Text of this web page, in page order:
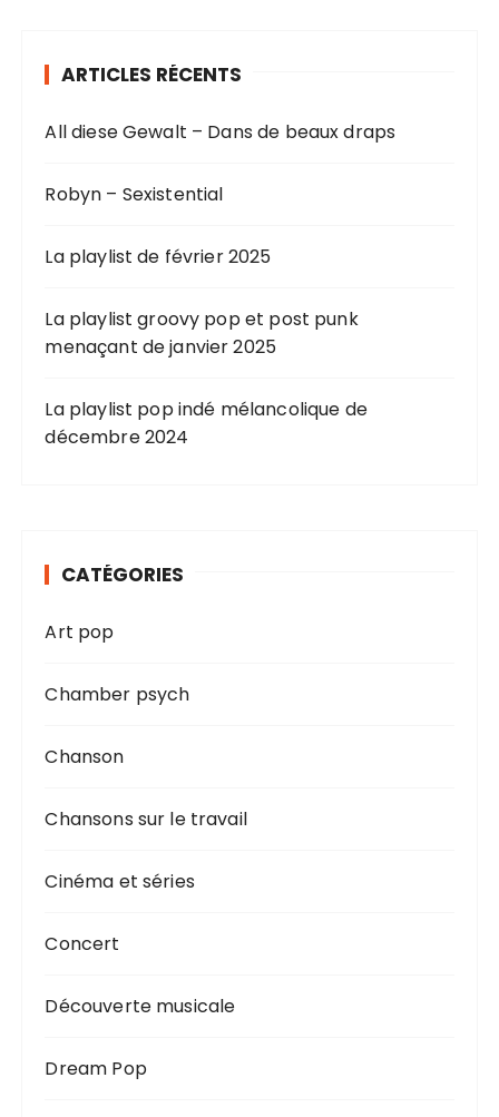
ARTICLES RÉCENTS
All diese Gewalt – Dans de beaux draps
Robyn – Sexistential
La playlist de février 2025
La playlist groovy pop et post punk
menaçant de janvier 2025
La playlist pop indé mélancolique de
décembre 2024
CATÉGORIES
Art pop
Chamber psych
Chanson
Chansons sur le travail
Cinéma et séries
Concert
Découverte musicale
Dream Pop